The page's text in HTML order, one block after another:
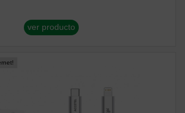
ver producto